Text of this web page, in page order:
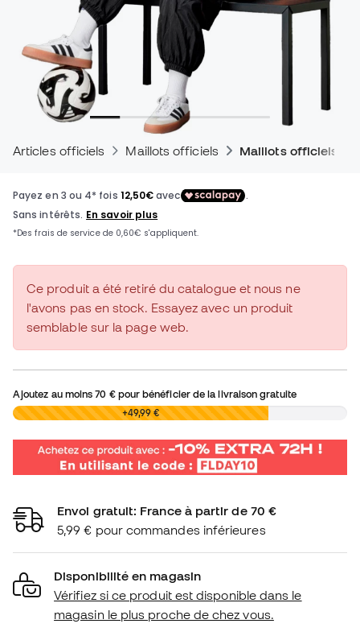
Articles officiels Maillots officiels Maillots officiels de
Ce produit a été retiré du catalogue et nous ne
l'avons pas en stock. Essayez avec un produit
semblable sur la page web.
Ajoutez au moins70 €pour bénéficier de la livraison gratuite
0,00 € +49,99 €
Envoi gratuit: France à partir de 70 €
5,99 € pour commandes inférieures
Disponibilité en magasin
Vérifiez si ce produit est disponible dans le
magasin le plus proche de chez vous.